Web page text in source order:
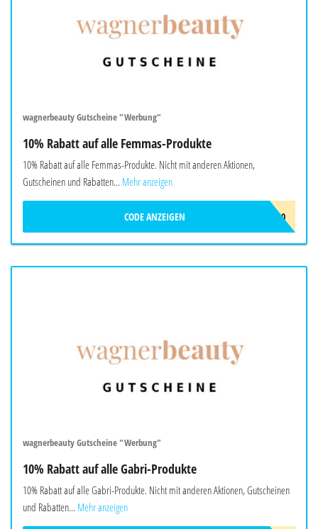
wagnerbeauty Gutscheine "Werbung"
10% Rabatt auf alle Femmas-Produkte
10% Rabatt auf alle Femmas-Produkte. Nicht mit anderen Aktionen,
Gutscheinen und Rabatten... Mehr anzeigen
FEMMAS10
CODE ANZEIGEN
wagnerbeauty Gutscheine "Werbung"
10% Rabatt auf alle Gabri-Produkte
10% Rabatt auf alle Gabri-Produkte. Nicht mit anderen Aktionen, Gutscheinen
und Rabatten... Mehr anzeigen